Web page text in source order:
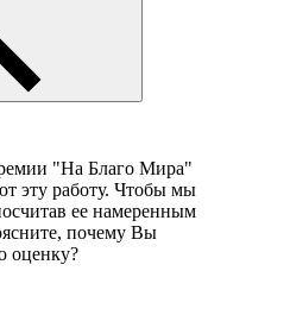
"На Благо Мира"
эту работу. Чтобы мы
ее намеренным
почему Вы
оценку?